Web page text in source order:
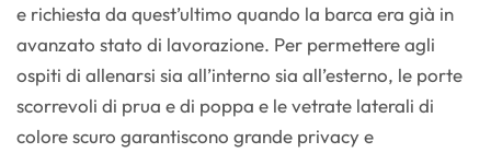
e richiesta da quest’ultimo quando la barca era già in
avanzato stato di lavorazione. Per permettere agli
ospiti di allenarsi sia all’interno sia all’esterno, le porte
scorrevoli di prua e di poppa e le vetrate laterali di
colore scuro garantiscono grande privacy e